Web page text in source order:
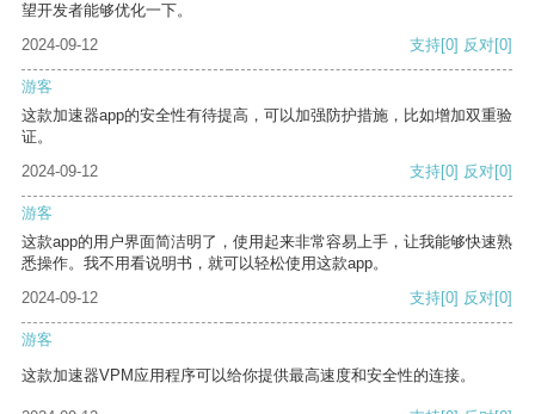
望开发者能够优化一下。
2024-09-12
支持[0] 反对[0]
游客
这款加速器app的安全性有待提高，可以加强防护措施，比如增加双重验
证。
2024-09-12
支持[0] 反对[0]
游客
这款app的用户界面简洁明了，使用起来非常容易上手，让我能够快速熟
悉操作。我不用看说明书，就可以轻松使用这款app。
2024-09-12
支持[0] 反对[0]
游客
这款加速器VPM应用程序可以给你提供最高速度和安全性的连接。